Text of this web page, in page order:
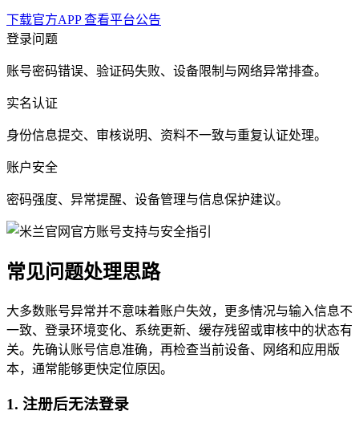
下载官方APP查看平台公告
登录问题
账号密码错误、验证码失败、设备限制与网络异常排查。
实名认证
身份信息提交、审核说明、资料不一致与重复认证处理。
账户安全
密码强度、异常提醒、设备管理与信息保护建议。
常见问题处理思路
大多数账号异常并不意味着账户失效，更多情况与输入信息不
一致、登录环境变化、系统更新、缓存残留或审核中的状态有
关。先确认账号信息准确，再检查当前设备、网络和应用版
本，通常能够更快定位原因。
1. 注册后无法登录